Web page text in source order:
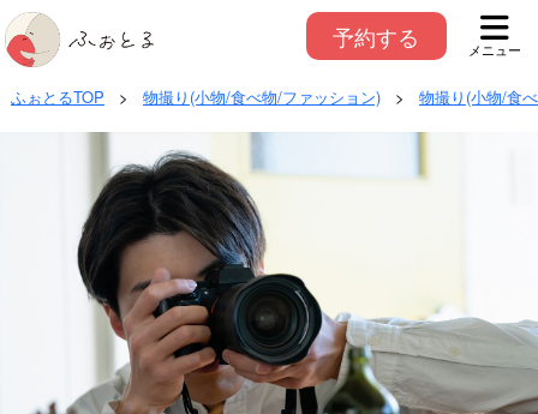
予約する メニュー
ふぉとるTOP > 物撮り(小物/食べ物/ファッション) > 物撮り(小物/食